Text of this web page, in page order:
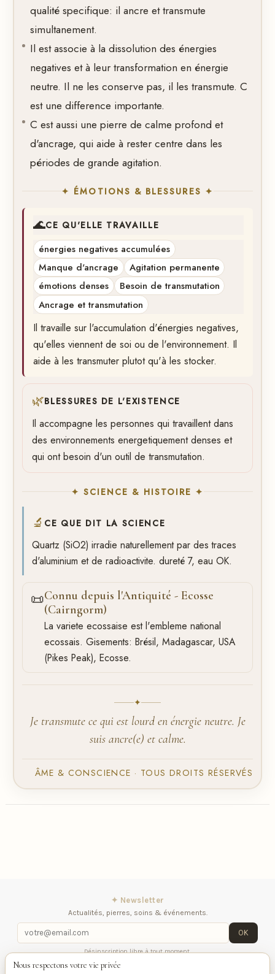
qualité specifique: il ancre et transmute
simultanement.
Il est associe à la dissolution des énergies
negatives et à leur transformation en énergie
neutre. Il ne les conserve pas, il les transmute. C
est une difference importante.
C est aussi une pierre de calme profond et
d'ancrage, qui aide à rester centre dans les
périodes de grande agitation.
✦ ÉMOTIONS & BLESSURES ✦
🌊CE QU'ELLE TRAVAILLE
énergies negatives accumulées
Manque d'ancrage
Agitation permanente
émotions denses
Besoin de transmutation
Ancrage et transmutation
Il travaille sur l'accumulation d'énergies negatives,
qu'elles viennent de soi ou de l'environnement. Il
aide à les transmuter plutot qu'à les stocker.
🌿BLESSURES DE L'EXISTENCE
Il accompagne les personnes qui travaillent dans
des environnements energetiquement denses et
qui ont besoin d'un outil de transmutation.
✦ SCIENCE & HISTOIRE ✦
🔬 CE QUE DIT LA SCIENCE
Quartz (SiO2) irradie naturellement par des traces
d'aluminium et de radioactivite. dureté 7, eau OK.
📜Connu depuis l'Antiquité - Ecosse
(Cairngorm)
La variete ecossaise est l'embleme national
ecossais. Gisements: Brésil, Madagascar, USA
(Pikes Peak), Ecosse.
✦
Je transmute ce qui est lourd en énergie neutre. Je
suis ancre(e) et calme.
ÂME & CONSCIENCE · TOUS DROITS RÉSERVÉS
✦ Newsletter
Actualités, pierres, soins & événements.
OK
Désinscription libre à tout moment.
Nous respectons votre vie privée